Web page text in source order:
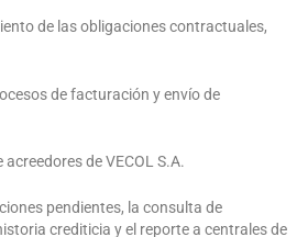
de las obligaciones contractuales,
de facturación y envío de
de VECOL S.A.
pendientes, la consulta de
crediticia y el reporte a centrales de